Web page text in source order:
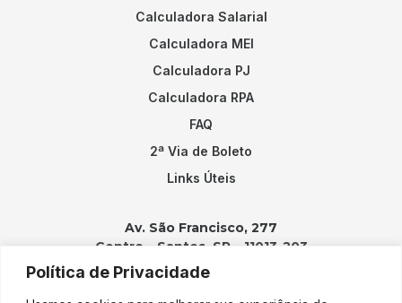
Política de Privacidade
Calculadora Salarial
Calculadora MEI
Calculadora PJ
Calculadora RPA
FAQ
2ª Via de Boleto
Links Úteis
Av. São Francisco, 277
Centro – Santos, SP – 11013-203
Contatos: